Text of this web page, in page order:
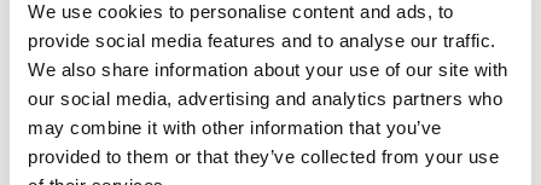
We use cookies to personalise content and ads, to
provide social media features and to analyse our traffic.
We also share information about your use of our site with
our social media, advertising and analytics partners who
may combine it with other information that you’ve
provided to them or that they’ve collected from your use